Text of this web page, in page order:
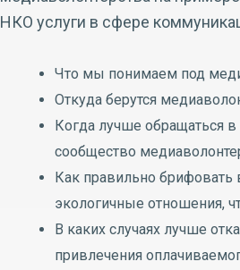
НКО услуги в сфере
Что мы понимаем под
Откуда берутся
Когда лучше обращаться
сообщество
Как правильно брифовать
экологичные отношения,
В каких случаях лучше
привлечения